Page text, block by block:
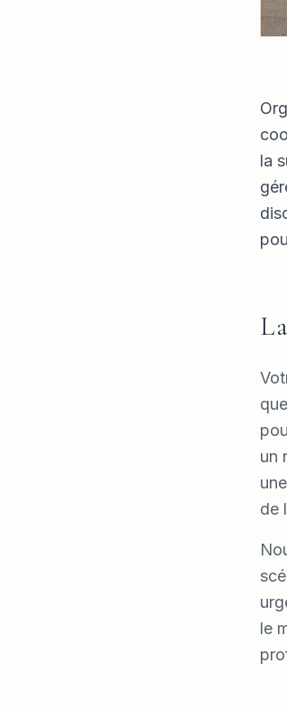
la
un
de
le